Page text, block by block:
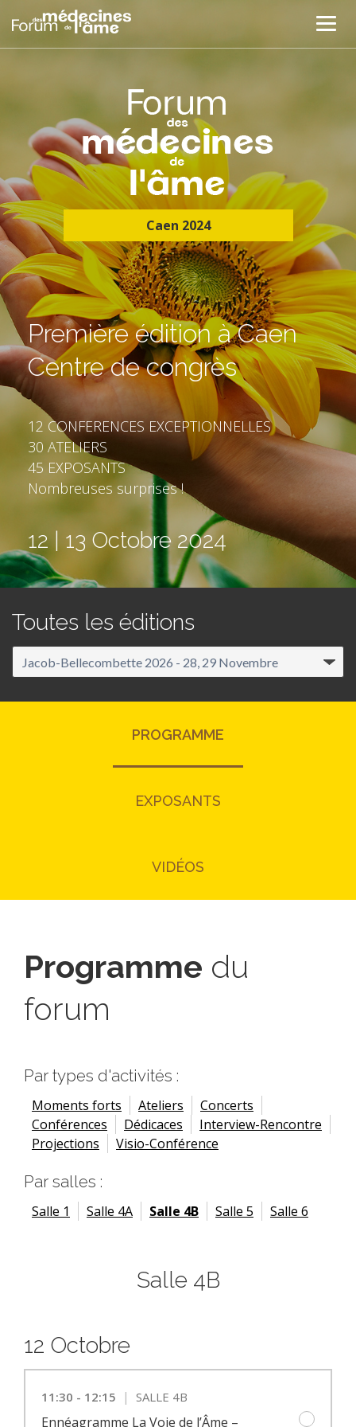
Première édition à Caen
Centre de congrès
12 CONFERENCES EXCEPTIONNELLES
30 ATELIERS
45 EXPOSANTS
Nombreuses surprises !
12 | 13 Octobre 2024
Caen 2024
Toutes les éditions
PROGRAMME
EXPOSANTS
VIDÉOS
Programme du
forum
Par types d'activités :
Moments forts Ateliers
Concerts
Conférences
Dédicaces
Interview-Rencontre
Projections
Visio-Conférence
Par salles :
Salle 1 Salle 4A Salle 4B Salle 5 Salle 6
Salle 4B
12 Octobre
11:30 - 12:15 | SALLE 4B
Ennéagramme La Voie de l’Âme –